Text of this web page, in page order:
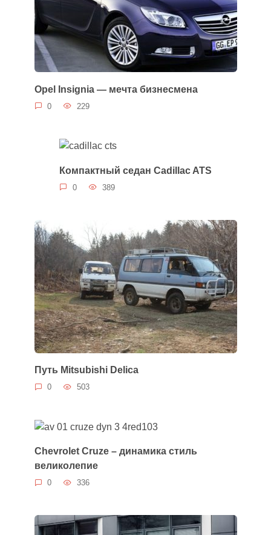
Opel Insignia — мечта бизнесмена
0 229
Компактный седан Cadillac ATS
0 389
Путь Mitsubishi Delica
0 503
Chevrolet Cruze – динамика стиль
великолепие
0 336